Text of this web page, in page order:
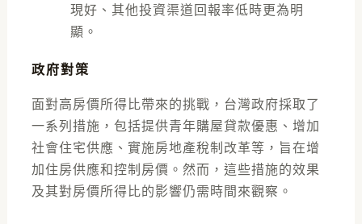
現好、其他投資渠道回報率低時更為明
顯。
政府對策
面對高房價所得比帶來的挑戰，台灣政府採取了
一系列措施，包括提供青年購屋貸款優惠、增加
社會住宅供應、實施房地產稅制改革等，旨在增
加住房供應和控制房價。然而，這些措施的效果
及其對房價所得比的影響仍需時間來觀察。